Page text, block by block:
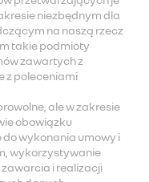
niezbędnym dla
na naszą rzecz
takie podmioty
zawartych z
z poleceniami
ale w zakresie
obowiązku
wykonania umowy i
wykorzystywanie
i realizacji